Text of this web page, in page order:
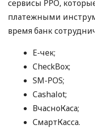
сервисы РРО,
платежными
время банк
E-чек;
CheckBox;
SM-POS;
Cashalot;
ВчасноКаса;
СмартКасса.